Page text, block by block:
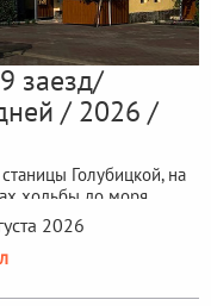
заезд/
/ 2026 /
Голубицкой, на
ходьбы до моря...
2026